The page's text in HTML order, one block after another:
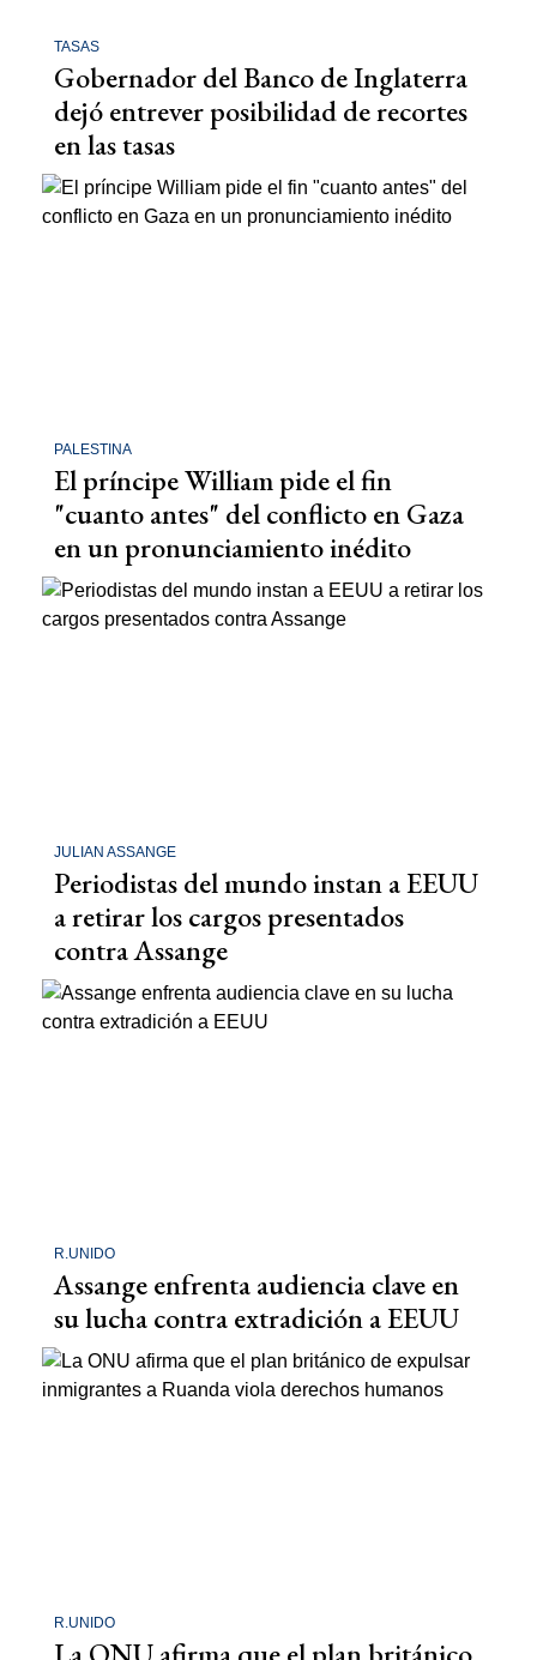
TASAS
Gobernador del Banco de Inglaterra
dejó entrever posibilidad de recortes
en las tasas
PALESTINA
El príncipe William pide el fin
"cuanto antes" del conflicto en Gaza
en un pronunciamiento inédito
JULIAN ASSANGE
Periodistas del mundo instan a EEUU
a retirar los cargos presentados
contra Assange
R.UNIDO
Assange enfrenta audiencia clave en
su lucha contra extradición a EEUU
R.UNIDO